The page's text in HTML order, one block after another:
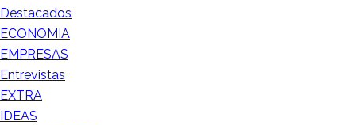
Destacados
ECONOMIA
EMPRESAS
Entrevistas
EXTRA
IDEAS